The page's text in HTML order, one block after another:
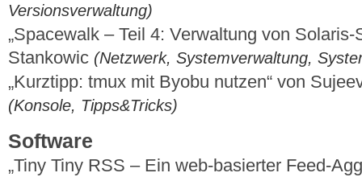
Versionsverwaltung)
„Spacewalk – Teil 4: Verwaltung von
Stankowic (Netzwerk, Systemverwaltung,
„Kurztipp: tmux mit Byobu nutzen“ von
(Konsole, Tipps&Tricks)
Software
„Tiny Tiny RSS – Ein web-basierter Feed-